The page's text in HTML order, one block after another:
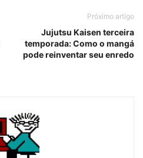
Próximo artigo
Jujutsu Kaisen terceira
temporada: Como o mangá
pode reinventar seu enredo